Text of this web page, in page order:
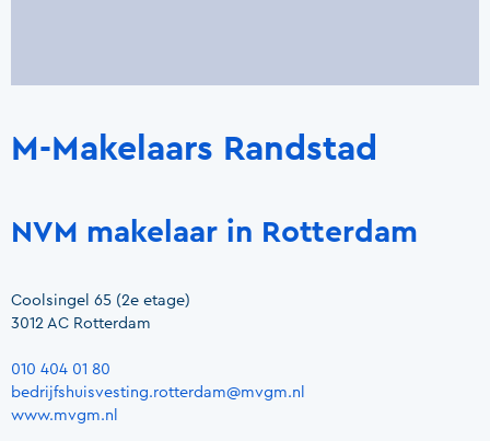
M-Makelaars Randstad
NVM makelaar in Rotterdam
Coolsingel 65 (2e etage)
3012 AC Rotterdam
010 404 01 80
bedrijfshuisvesting.rotterdam@mvgm.nl
www.mvgm.nl